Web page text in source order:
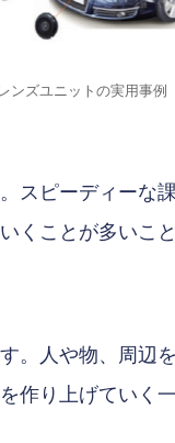
ンズユニットの実用事例
スピーディーな
くことが多いこ
。人や物、周辺
作り上げていく